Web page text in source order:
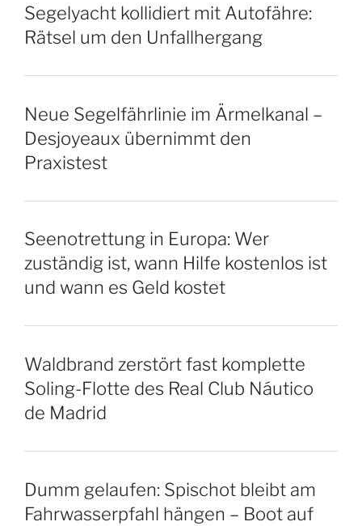
Segelyacht kollidiert mit Autofähre:
Rätsel um den Unfallhergang
Neue Segelfährlinie im Ärmelkanal –
Desjoyeaux übernimmt den
Praxistest
Seenotrettung in Europa: Wer
zuständig ist, wann Hilfe kostenlos ist
und wann es Geld kostet
Waldbrand zerstört fast komplette
Soling-Flotte des Real Club Náutico
de Madrid
Dumm gelaufen: Spischot bleibt am
Fahrwasserpfahl hängen – Boot auf